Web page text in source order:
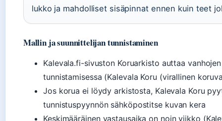
lukko ja mahdolliset sisäpinnat ennen kuin teet
Mallin ja suunnittelijan tunnistaminen
Kalevala.fi-sivuston Koruarkisto auttaa
tunnistamisessa (Kalevala Koru (virallinen
Jos korua ei löydy arkistosta, Kalevala Koru
tunnistuspyynnön sähköpostitse kuvan kera
Keskimääräinen vastausaika on noin viikko